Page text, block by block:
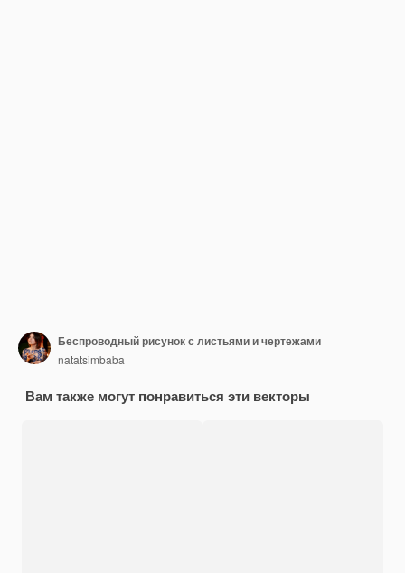
Беспроводный рисунок с листьями и чертежами
natatsimbaba
Вам также могут понравиться эти векторы